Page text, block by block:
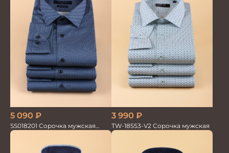
5 090 ₽
SS018201 Сорочка мужская
GROSTYLE PRIME
3 990 ₽
TW-18553-V2 Сорочка мужская